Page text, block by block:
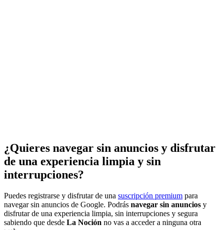
¿Quieres navegar sin anuncios y disfrutar
de una experiencia limpia y sin
interrupciones?
Puedes registrarse y disfrutar de una suscripción premium para
navegar sin anuncios de Google. Podrás navegar sin anuncios y
disfrutar de una experiencia limpia, sin interrupciones y segura
sabiendo que desde La Noción no vas a acceder a ninguna otra